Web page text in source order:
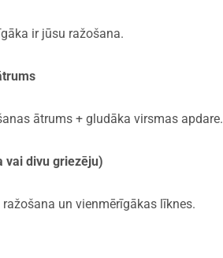
ir jūsu ražošana.
ātrums + gludāka virsmas apdare.
vai divu griezēju)
un vienmērīgākas līknes.